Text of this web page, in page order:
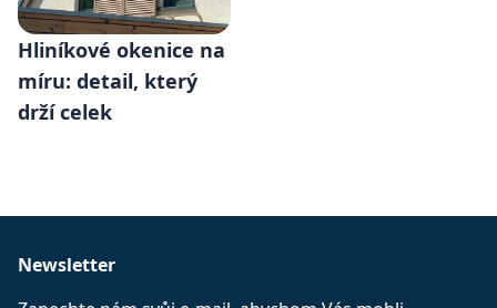
Hliníkové okenice na
míru: detail, který
drží celek
Newsletter